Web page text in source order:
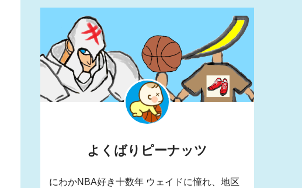
よくばりピーナッツ
にわかNBA好き十数年 ウェイドに憧れ、地区